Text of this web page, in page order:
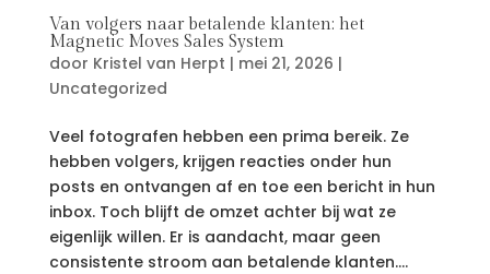
Van volgers naar betalende klanten: het
Magnetic Moves Sales System
door Kristel van Herpt | mei 21, 2026 |
Uncategorized
Veel fotografen hebben een prima bereik. Ze
hebben volgers, krijgen reacties onder hun
posts en ontvangen af en toe een bericht in hun
inbox. Toch blijft de omzet achter bij wat ze
eigenlijk willen. Er is aandacht, maar geen
consistente stroom aan betalende klanten....